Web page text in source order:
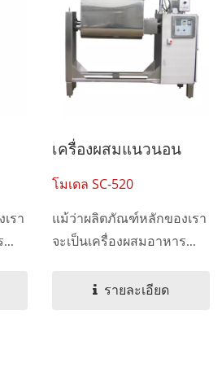
รา
...
เครื่องผสมแนวนอน
โมเดล SC-520
แม้ว่าผลิตภัณฑ์หลักของเรา
จะเป็นเครื่องผสมอาหาร...
รายละเอียด